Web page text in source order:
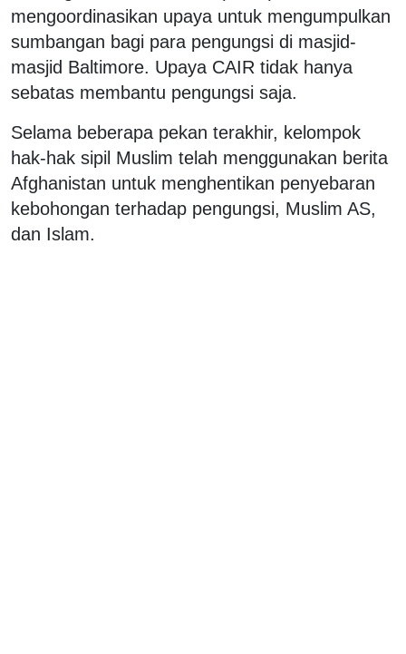
mengoordinasikan upaya untuk mengumpulkan
sumbangan bagi para pengungsi di masjid-
masjid Baltimore. Upaya CAIR tidak hanya
sebatas membantu pengungsi saja.
Selama beberapa pekan terakhir, kelompok
hak-hak sipil Muslim telah menggunakan berita
Afghanistan untuk menghentikan penyebaran
kebohongan terhadap pengungsi, Muslim AS,
dan Islam.